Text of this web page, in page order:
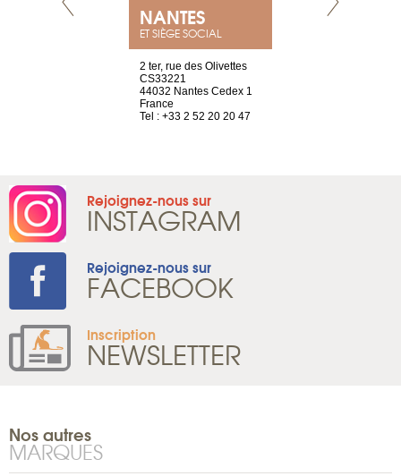
NANTES
ET SIÈGE SOCIAL
2 ter, rue des Olivettes
CS33221
44032 Nantes Cedex 1
France
Tel : +33 2 52 20 20 47
Rejoignez-nous sur
INSTAGRAM
Rejoignez-nous sur
FACEBOOK
Inscription
NEWSLETTER
Nos autres
MARQUES